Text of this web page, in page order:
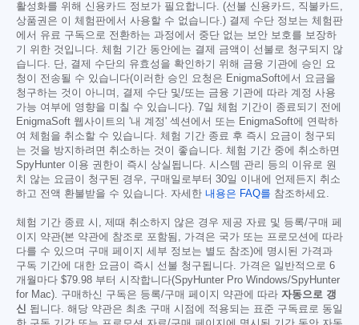
활성화를 위해 신용카드 정보가 필요합니다. (선불 신용카드, 직불카드,
상품권은 이 체험판에서 사용할 수 없습니다.) 결제 수단 정보는 체험판
에서 유료 구독으로 전환하는 과정에서 중단 없는 보안 보호를 보장하
기 위한 것입니다. 체험 기간 동안에는 결제 금액이 선불로 청구되지 않
습니다. 단, 결제 수단의 유효성을 확인하기 위해 금융 기관에 승인 요
청이 전송될 수 있습니다(이러한 승인 요청은 EnigmaSoft에서 요금을
청구하는 것이 아니며, 결제 수단 및/또는 금융 기관에 따라 계정 사용
가능 여부에 영향을 미칠 수 있습니다). 7일 체험 기간이 종료되기 전에
EnigmaSoft 웹사이트의 '내 계정' 섹션에서 또는 EnigmaSoft에 연락하
여 체험을 취소할 수 있습니다. 체험 기간 종료 후 즉시 요금이 청구되
는 것을 방지하려면 취소하는 것이 좋습니다. 체험 기간 중에 취소하면
SpyHunter 이용 권한이 즉시 상실됩니다. 시스템 관리 등의 이유로 원
치 않는 요금이 청구된 경우, 구매일로부터 30일 이내에 언제든지 취소
하고 전액 환불받을 수 있습니다. 자세한 내용은 FAQ를 참조하세요.
체험 기간 종료 시, 제때 취소하지 않은 경우 제공 자료 및 등록/구매 페
이지 약관(본 약관에 참조로 포함됨, 가격은 국가 또는 프로모션에 따라
다를 수 있으며 구매 페이지 세부 정보는 별도 참조)에 명시된 가격과
구독 기간에 대한 요금이 즉시 선불 청구됩니다. 가격은 일반적으로 6
개월마다 $79.98 부터 시작합니다(SpyHunter Pro Windows/SpyHunter
for Mac). 구매하신 구독은 등록/구매 페이지 약관에 따라 자동으로 갱
신 됩니다. 해당 약관은 최초 구매 시점에 적용되는 표준 구독료로 동일